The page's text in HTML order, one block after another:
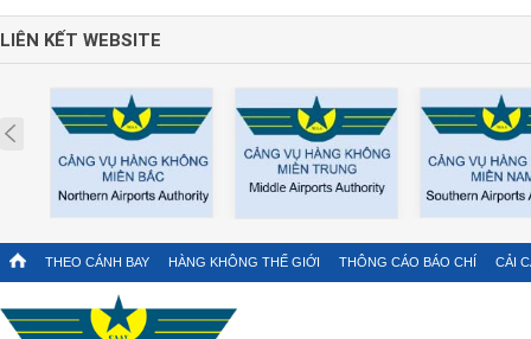
LIÊN KẾT WEBSITE
Prev
THEO CÁNH BAY HÀNG KHÔNG THẾ GIỚI THÔNG CÁO BÁO CHÍ CẢI